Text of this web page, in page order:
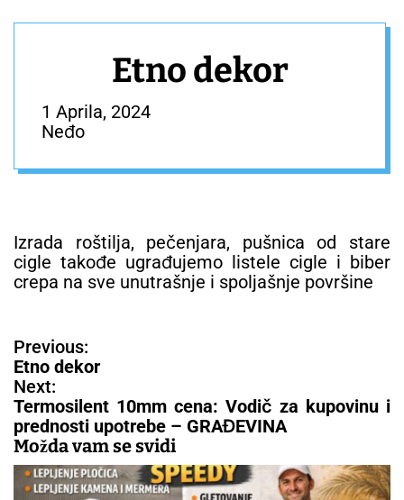
Etno dekor
1 Aprila, 2024
Neđo
Izrada roštilja, pečenjara, pušnica od stare
cigle takođe ugrađujemo listele cigle i biber
crepa na sve unutrašnje i spoljašnje površine
N
a
v
i
g
a
c
Previous:
Etno dekor
Next:
Termosilent 10mm cena: Vodič za kupovinu i
prednosti upotrebe – GRAĐEVINA
Možda vam se svidi